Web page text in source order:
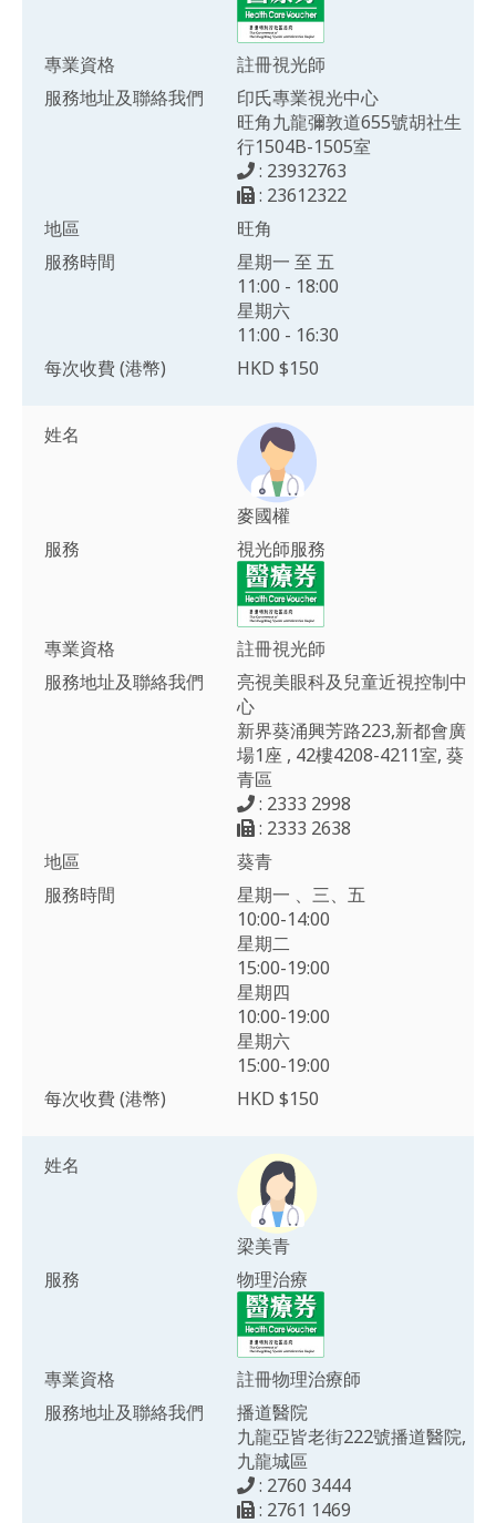
專業資格
註冊視光師
服務地址及聯絡我們
印氏專業視光中心
旺角九龍彌敦道655號胡社生
行1504B-1505室
: 23932763
: 23612322
地區
旺角
服務時間
星期一 至 五
11:00 - 18:00
星期六
11:00 - 16:30
每次收費 (港幣)
HKD $150
姓名
麥國權
服務
視光師服務
專業資格
註冊視光師
服務地址及聯絡我們
亮視美眼科及兒童近視控制中
心
新界葵涌興芳路223,新都會廣
場1座 , 42樓4208-4211室, 葵
青區
: 2333 2998
: 2333 2638
地區
葵青
服務時間
星期一 、三、五
10:00-14:00
星期二
15:00-19:00
星期四
10:00-19:00
星期六
15:00-19:00
每次收費 (港幣)
HKD $150
姓名
梁美青
服務
物理治療
專業資格
註冊物理治療師
服務地址及聯絡我們
播道醫院
九龍亞皆老街222號播道醫院,
九龍城區
: 2760 3444
: 2761 1469